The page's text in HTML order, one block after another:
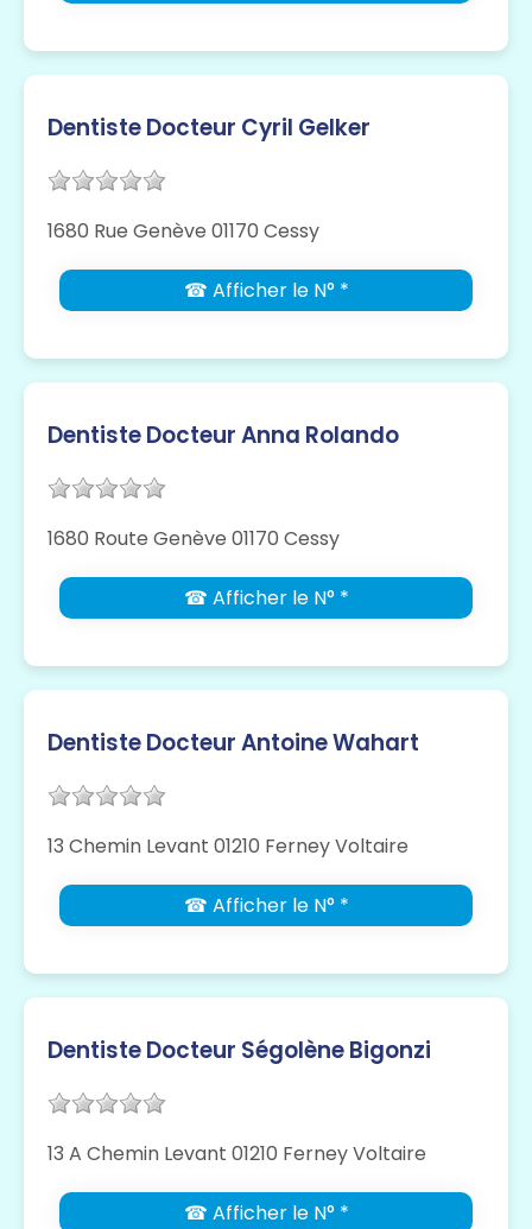
Dentiste Docteur Cyril Gelker
1680 Rue Genève 01170 Cessy
☎ Afficher le N° *
Dentiste Docteur Anna Rolando
1680 Route Genève 01170 Cessy
☎ Afficher le N° *
Dentiste Docteur Antoine Wahart
13 Chemin Levant 01210 Ferney Voltaire
☎ Afficher le N° *
Dentiste Docteur Ségolène Bigonzi
13 A Chemin Levant 01210 Ferney Voltaire
☎ Afficher le N° *